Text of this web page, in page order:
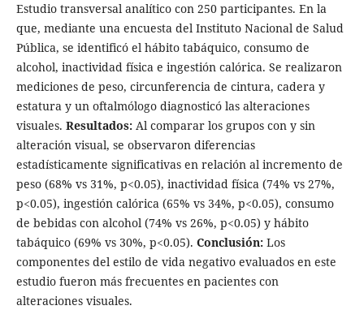
Estudio transversal analítico con 250 participantes. En la
que, mediante una encuesta del Instituto Nacional de Salud
Pública, se identificó el hábito tabáquico, consumo de
alcohol, inactividad física e ingestión calórica. Se realizaron
mediciones de peso, circunferencia de cintura, cadera y
estatura y un oftalmólogo diagnosticó las alteraciones
visuales. Resultados:Al comparar los grupos con y sin
alteración visual, se observaron diferencias
estadísticamente significativas en relación al incremento de
peso (68% vs 31%, p<0.05), inactividad física (74% vs 27%,
p<0.05), ingestión calórica (65% vs 34%, p<0.05), consumo
de bebidas con alcohol (74% vs 26%, p<0.05) y hábito
tabáquico (69% vs 30%, p<0.05). Conclusión:Los
componentes del estilo de vida negativo evaluados en este
estudio fueron más frecuentes en pacientes con
alteraciones visuales.